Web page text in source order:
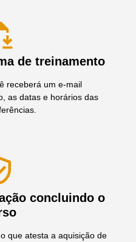
de treinamento
receberá um e-mail
as datas e horários das
concluindo o
que atesta a aquisição de